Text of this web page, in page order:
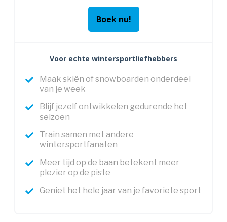
Boek nu!
Voor echte wintersportliefhebbers
Maak skiën of snowboarden onderdeel
van je week
Blijf jezelf ontwikkelen gedurende het
seizoen
Train samen met andere
wintersportfanaten
Meer tijd op de baan betekent meer
plezier op de piste
Geniet het hele jaar van je favoriete sport